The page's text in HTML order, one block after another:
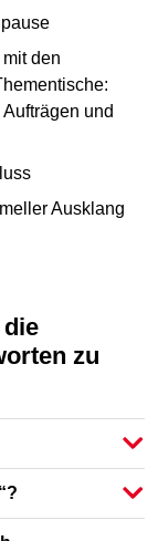
den
und
Ausklang
zu